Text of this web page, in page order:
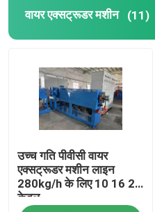
सीसीवी लाइनें
केबल क्रॉस हेड
तांबे के तार की ड्राइंग मर जाती है
वायर एक्सट्रूडर मशीन (11)
उच्च गति पीवीसी वायर
एक्सट्रूडर मशीन लाइन
280kg/h के लिए 10 16 25
केबल